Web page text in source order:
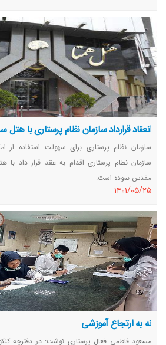
انعقاد قرارداد سازمان نظام پرستاری با
سازمان نظام پرستاری برای سهولت استفاده از
سازمان نظام پرستاری اقدام به عقد قرار داد
مقدس نموده است.
١٤٠١/٠٥/٢٥
نه به ارتجاع آموزشی